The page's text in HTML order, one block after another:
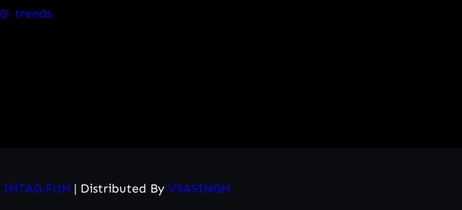
trends
INTAG.FUN | Distributed By VSASINGH